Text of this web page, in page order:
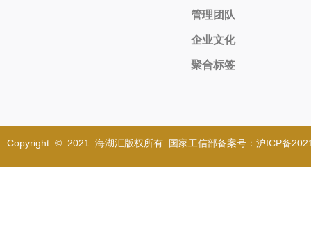
管理团队
企业文化
聚合标签
Copyright © 2021 海湖汇版权所有 国家工信部备案号：沪ICP备